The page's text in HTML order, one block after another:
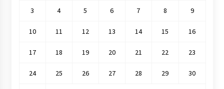
3 4 5 6 7 8 9
10 11 12 13 14 15 16
17 18 19 20 21 22 23
24 25 26 27 28 29 30